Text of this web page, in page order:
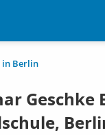
in Berlin
Geschke